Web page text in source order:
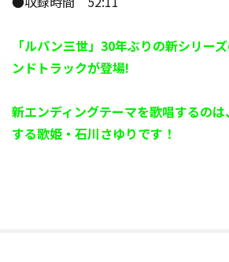
「ルパン三世」30年ぶりの新シリー
ンドトラックが登場!
新エンディングテーマを歌唱するの
する歌姫・石川さゆりです！